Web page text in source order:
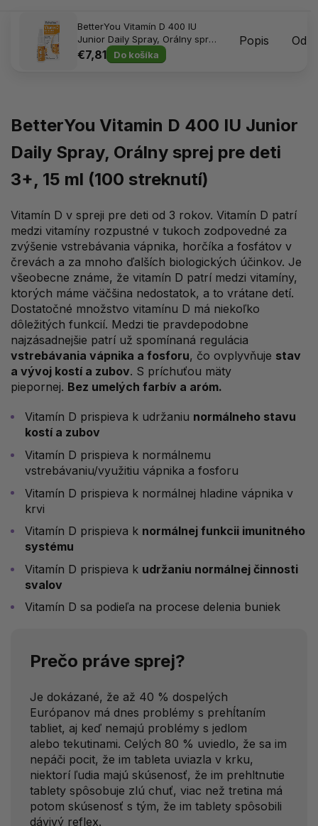
BetterYou Vitamín D 400 IU
Junior Daily Spray, Orálny sprej
pre deti 3+, 15 ml (100 strekov)
€7,81 Do košíka
Popis
BetterYou Vitamin D 400 IU Junior
Daily Spray, Orálny sprej pre deti
3+, 15 ml (100 streknutí)
Vitamín D v spreji pre deti od 3 rokov. Vitamín D patrí
medzi vitamíny rozpustné v tukoch zodpovedné za
zvýšenie vstrebávania vápnika, horčíka a fosfátov v
črevách a za mnoho ďalších biologických účinkov. Je
všeobecne známe, že vitamín D patrí medzi vitamíny,
ktorých máme väčšina nedostatok, a to vrátane detí.
Dostatočné množstvo vitamínu D má niekoľko
dôležitých funkcií. Medzi tie pravdepodobne
najzásadnejšie patrí už spomínaná regulácia
vstrebávania vápnika a fosforu, čo ovplyvňuje stav
a vývoj kostí a zubov. S príchuťou mäty
piepornej. Bez umelých farbív a aróm.
Vitamín D prispieva k udržaniu normálneho stavu
kostí a zubov
Vitamín D prispieva k normálnemu
vstrebávaniu/využitiu vápnika a fosforu
Vitamín D prispieva k normálnej hladine vápnika v
krvi
Vitamín D prispieva k normálnej funkcii imunitného
systému
Vitamín D prispieva k udržaniu normálnej činnosti
svalov
Vitamín D sa podieľa na procese delenia buniek
Prečo práve sprej?
Je dokázané, že až 40 % dospelých
Európanov má dnes problémy s prehĺtaním
tabliet, aj keď nemajú problémy s jedlom
alebo tekutinami. Celých 80 % uviedlo, že sa im
nepáči pocit, že im tableta uviazla v krku,
niektorí ľudia majú skúsenosť, že im prehltnutie
tablety spôsobuje zlú chuť, viac než tretina má
potom skúsenosť s tým, že im tablety spôsobili
dávivý reflex.